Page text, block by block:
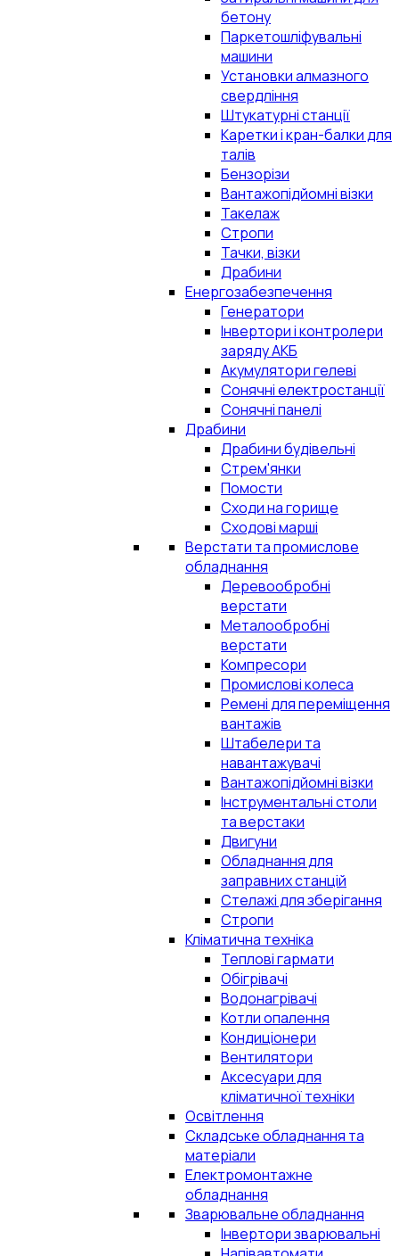
бетону
Паркетошліфувальні
машини
Установки алмазного
свердління
Штукатурні станції
Каретки і кран-балки для
талів
Бензорізи
Вантажопідйомні візки
Такелаж
Стропи
Тачки, візки
Драбини
Енергозабезпечення
Генератори
Інвертори і контролери
заряду АКБ
Акумулятори гелеві
Сонячні електростанції
Сонячні панелі
Драбини
Драбини будівельні
Стрем'янки
Помости
Сходи на горище
Сходові марші
Верстати та промислове
обладнання
Деревообробні
верстати
Металообробні
верстати
Компресори
Промислові колеса
Ремені для переміщення
вантажів
Штабелери та
навантажувачі
Вантажопідйомні візки
Інструментальні столи
та верстаки
Двигуни
Обладнання для
заправних станцій
Стелажі для зберігання
Стропи
Кліматична техніка
Теплові гармати
Обігрівачі
Водонагрівачі
Котли опалення
Кондиціонери
Вентилятори
Аксесуари для
кліматичної техніки
Освітлення
Складське обладнання та
матеріали
Електромонтажне
обладнання
Зварювальне обладнання
Інвертори зварювальні